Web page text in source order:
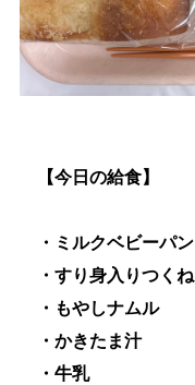
白
【今日の給食】
・ミルクベビーパン
・すり身入りつくね
・もやしナムル
・かきたま汁
・牛乳